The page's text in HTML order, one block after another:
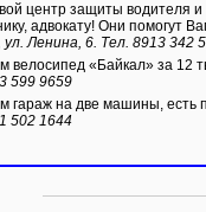
центр защиты водителя
адвокату! Они помогут
Ленина, 6. Тел. 8913 342
велосипед «Байкал» за 12
599 9659
гараж на две машины, есть
502 1644